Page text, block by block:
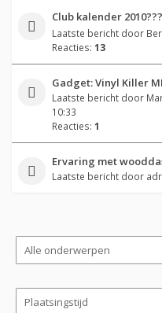
Club kalender 2010???
Laatste bericht door
Reacties: 13
Gadget: Vinyl Killer
Laatste bericht door
10:33
Reacties: 1
Ervaring met
Laatste bericht door